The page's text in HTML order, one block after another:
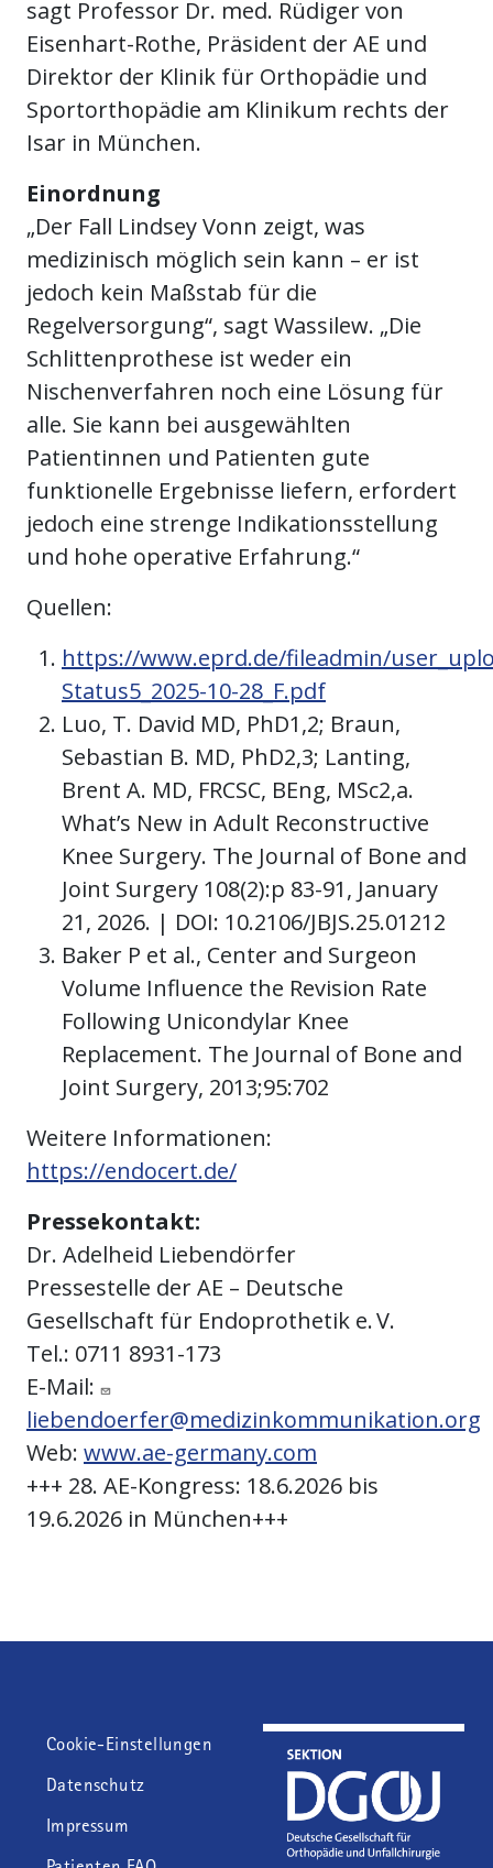
sagt Professor Dr. med. Rüdiger von
Eisenhart-Rothe, Präsident der AE und
Direktor der Klinik für Orthopädie und
Sportorthopädie am Klinikum rechts der
Isar in München.
Einordnung
„Der Fall Lindsey Vonn zeigt, was
medizinisch möglich sein kann – er ist
jedoch kein Maßstab für die
Regelversorgung“, sagt Wassilew. „Die
Schlittenprothese ist weder ein
Nischenverfahren noch eine Lösung für
alle. Sie kann bei ausgewählten
Patientinnen und Patienten gute
funktionelle Ergebnisse liefern, erfordert
jedoch eine strenge Indikationsstellung
und hohe operative Erfahrung.“
Quellen:
https://www.eprd.de/fileadmin/
Status5_2025-10-28_F.pdf
Luo, T. David MD, PhD1,2; Braun,
Sebastian B. MD, PhD2,3; Lanting,
Brent A. MD, FRCSC, BEng, MSc2,a.
What’s New in Adult Reconstructive
Knee Surgery. The Journal of Bone and
Joint Surgery 108(2):p 83-91, January
21, 2026. | DOI: 10.2106/JBJS.25.01212
Baker P et al., Center and Surgeon
Volume Influence the Revision Rate
Following Unicondylar Knee
Replacement. The Journal of Bone and
Joint Surgery, 2013;95:702
Weitere Informationen:
https://endocert.de/
Pressekontakt:
Dr. Adelheid Liebendörfer
Pressestelle der AE – Deutsche
Gesellschaft für Endoprothetik e. V.
Tel.: 0711 8931-173
E-Mail:
liebendoerfer@medizinkommunikation.org
Web: www.ae-germany.com
+++ 28. AE-Kongress: 18.6.2026 bis
19.6.2026 in München+++
Fußzeile
Cookie-Einstellungen
Datenschutz
Impressum